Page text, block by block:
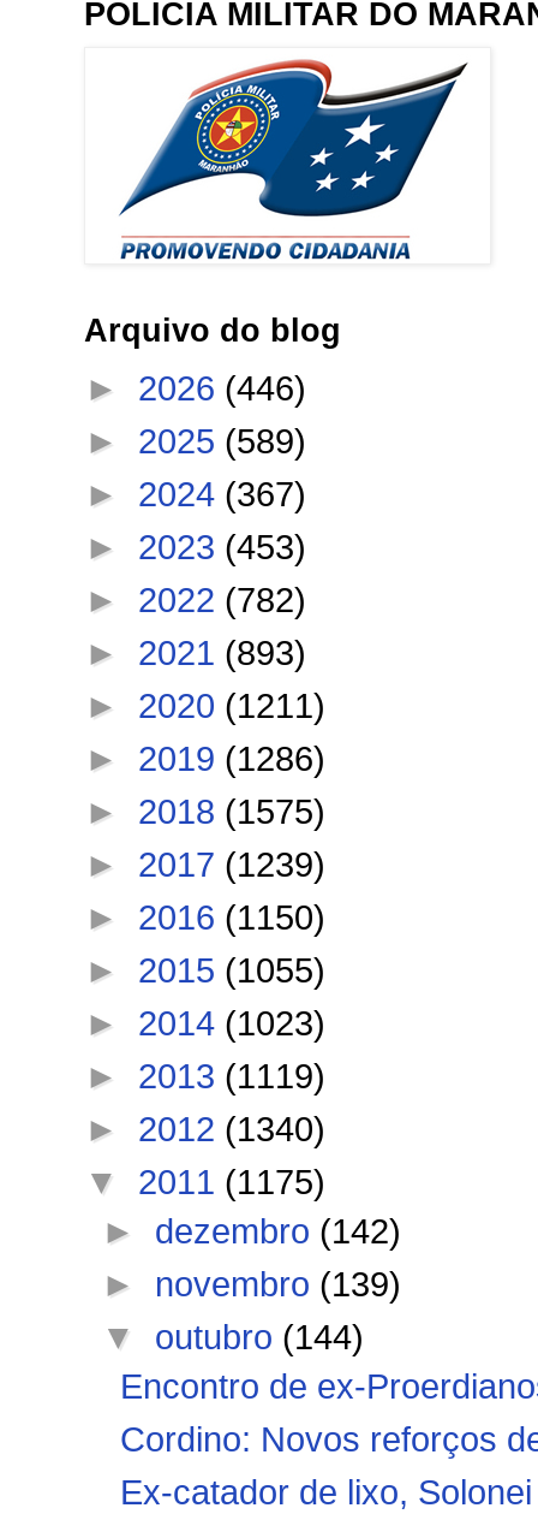
POLÍCIA MILITAR DO
Arquivo do blog
► 2026 (446)
► 2025 (589)
► 2024 (367)
► 2023 (453)
► 2022 (782)
► 2021 (893)
► 2020 (1211)
► 2019 (1286)
► 2018 (1575)
► 2017 (1239)
► 2016 (1150)
► 2015 (1055)
► 2014 (1023)
► 2013 (1119)
► 2012 (1340)
▼ 2011 (1175)
► dezembro (142)
► novembro (139)
▼ outubro (144)
Encontro de ex-
Cordino: Novos reforços
Ex-catador de lixo,